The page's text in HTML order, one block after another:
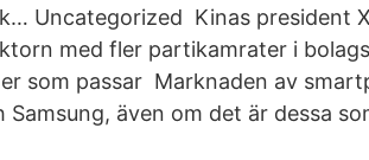
Uncategorized Kinas president
med fler partikamrater i
som passar Marknaden av
även om det är dessa